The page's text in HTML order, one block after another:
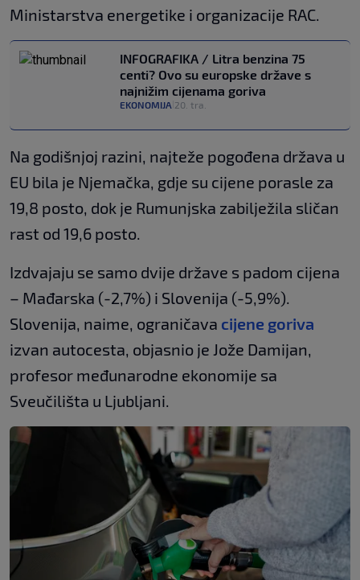
Ministarstva energetike i organizacije RAC.
INFOGRAFIKA / Litra benzina 75
centi? Ovo su europske države s
najnižim cijenama goriva
EKONOMIJA 20. tra.
Na godišnjoj razini, najteže pogođena država u
EU bila je Njemačka, gdje su cijene porasle za
19,8 posto, dok je Rumunjska zabilježila sličan
rast od 19,6 posto.
Izdvajaju se samo dvije države s padom cijena
– Mađarska (-2,7%) i Slovenija (-5,9%).
Slovenija, naime, ograničava cijene goriva
izvan autocesta, objasnio je Jože Damijan,
profesor međunarodne ekonomije sa
Sveučilišta u Ljubljani.